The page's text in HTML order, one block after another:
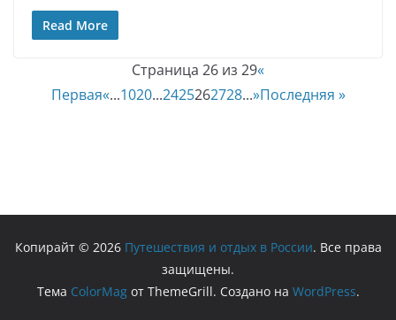
Read More
Страница 26 из 29«
Первая«...1020...2425262728...»Последняя »
Копирайт © 2026 Путешествия и отдых в России. Все права
защищены.
Тема ColorMagот ThemeGrill. Создано на WordPress.